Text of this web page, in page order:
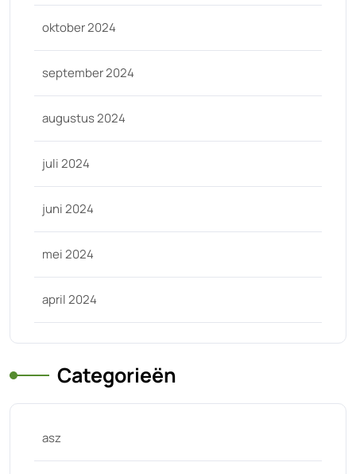
oktober 2024
september 2024
augustus 2024
juli 2024
juni 2024
mei 2024
april 2024
Categorieën
asz